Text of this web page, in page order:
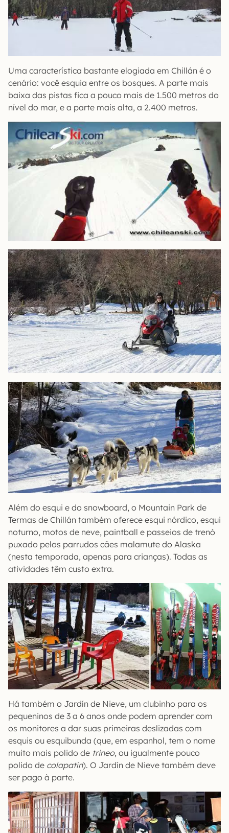
Uma característica bastante elogiada em Chillán é o
cenário: você esquia entre os bosques. A parte mais
baixa das pistas fica a pouco mais de 1.500 metros do
nível do mar, e a parte mais alta, a 2.400 metros.
Além do esqui e do snowboard, o Mountain Park de
Termas de Chillán também oferece esqui nórdico, esqui
noturno, motos de neve, paintball e passeios de trenó
puxado pelos parrudos cães malamute do Alaska
(nesta temporada, apenas para crianças). Todas as
atividades têm custo extra.
Há também o Jardín de Nieve, um clubinho para os
pequeninos de 3 a 6 anos onde podem aprender com
os monitores a dar suas primeiras deslizadas com
esquis ou esquibunda (que, em espanhol, tem o nome
muito mais polido de trineo, ou igualmente pouco
polido de colapatín). O Jardín de Nieve também deve
ser pago à parte.